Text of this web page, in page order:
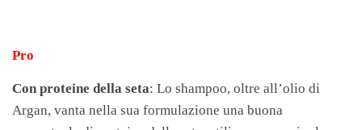
Pro
Con proteine della seta: Lo shampoo, oltre all’olio di
Argan, vanta nella sua formulazione una buona